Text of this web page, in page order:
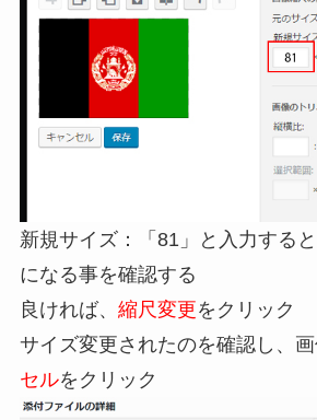
新規サイズ：「81」と入力すると
になる事を確認する
良ければ、 縮尺変更をクリック
サイズ変更されたのを確認し、
セルをクリック